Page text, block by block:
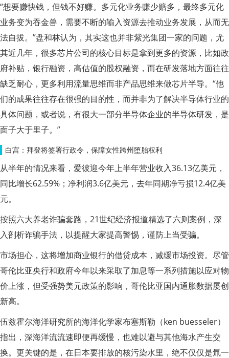
“想要赚快钱，但钱不好赚。多元化业务赚少赔多，最终多元化
业务变为吞金兽，需要不断的输入资源去推动业务发展，从而无
法自拔。”盘和林认为，其实这也并非紫光集团一家的问题，尤
其近几年，很多芯片公司的核心目标是拿到更多的资源，比如政
府补贴，银行融资，高估值的股权融资，而在研发落地方面往往
缺乏耐心，更多利用流量思维而非产品思维来做芯片半导。“他
们的成果往往存在很强的目的性，而并非为了解决半导体行业的
具体问题，或者说，有很大一部分半导体企业的半导体研发，是
面子大于里子。”
白宫：拜登将签署行政令，保障女性跨州堕胎权利
从半年的情况来看，爱彼迎今年上半年营业收入36.13亿美元，
同比增长62.59%；净利润3.6亿美元，去年同期净亏损12.4亿美
元。
按照六大养老诈骗套路，21世纪经济报道精选了六则案例，深
入剖析诈骗手法，以提醒大家提高警惕，谨防上当受骗。
市场担心，这将增加商业银行的借贷成本，减缓市场投资。尽管
哥伦比亚央行和政府今年以来采取了加息等一系列措施以应对物
价上涨，但受强势美元政策的影响，哥伦比亚国内通胀数据屡创
新高。
伍兹霍尔海洋研究所的海洋化学家布塞斯勒（ken buesseler）
指出，深海洋流流速即便再缓慢，也难以避与其他海水产生交
换。更关键的是，在日本要排放的核污染水里，绝不仅仅是氚一